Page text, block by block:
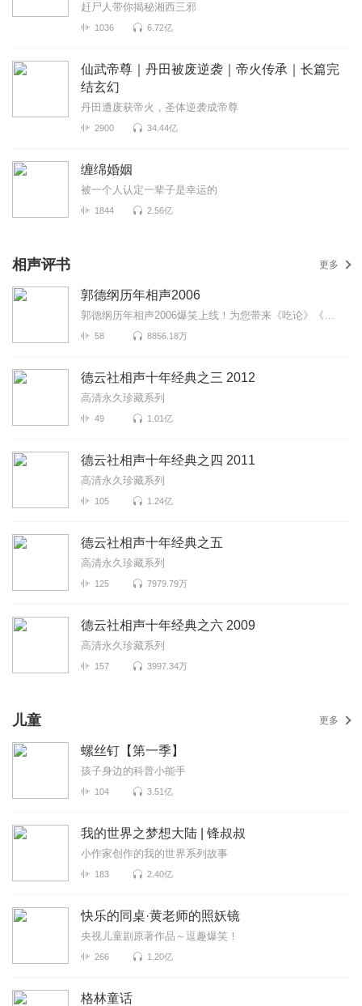
赶尸人带你揭秘湘西三邪
1036 6.72亿
仙武帝尊｜丹田被废逆袭｜帝火传承｜长篇完
结玄幻
丹田遭废获帝火，圣体逆袭成帝尊
2900 34.44亿
缠绵婚姻
被一个人认定一辈子是幸运的
1844 2.56亿
相声评书 更多
郭德纲历年相声2006
郭德纲历年相声2006爆笑上线！为您带来《吃论》《大保镖》《窦公训女》等高能相声！各种爆笑包袱等你解...
58 8856.18万
德云社相声十年经典之三 2012
高清永久珍藏系列
49 1.01亿
德云社相声十年经典之四 2011
高清永久珍藏系列
105 1.24亿
德云社相声十年经典之五
高清永久珍藏系列
125 7979.79万
德云社相声十年经典之六 2009
高清永久珍藏系列
157 3997.34万
儿童 更多
螺丝钉【第一季】
孩子身边的科普小能手
104 3.51亿
我的世界之梦想大陆 | 锋叔叔
小作家创作的我的世界系列故事
183 2.40亿
快乐的同桌·黄老师的照妖镜
央视儿童剧原著作品～逗趣爆笑！
266 1.20亿
格林童话